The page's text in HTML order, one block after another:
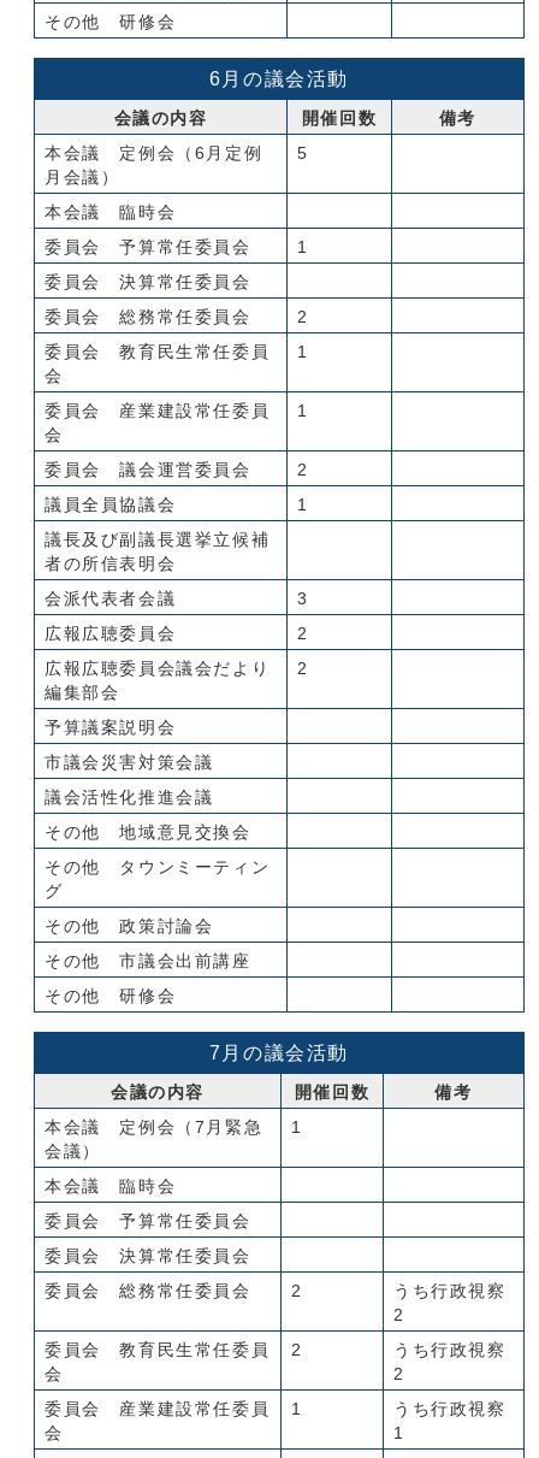
その他 研修会
6月の議会活動
会議の内容 開催回数
備考
本会議 定例会（6月定例
月会議）
5
本会議 臨時会
委員会 予算常任委員会
1
委員会 決算常任委員会
委員会 総務常任委員会
2
委員会 教育民生常任委員
会
1
委員会 産業建設常任委員
会
1
委員会 議会運営委員会
2
議員全員協議会
1
議長及び副議長選挙立候補
者の所信表明会
会派代表者会議
3
広報広聴委員会
2
広報広聴委員会議会だより
編集部会
2
予算議案説明会
市議会災害対策会議
議会活性化推進会議
その他 地域意見交換会
その他 タウンミーティン
グ
その他 政策討論会
その他 市議会出前講座
その他 研修会
7月の議会活動
会議の内容 開催回数
備考
本会議 定例会（7月緊急
会議）
1
本会議 臨時会
委員会 予算常任委員会
委員会 決算常任委員会
委員会 総務常任委員会
2
うち行政視察
2
委員会 教育民生常任委員
会
2
うち行政視察
2
委員会 産業建設常任委員
会
1
うち行政視察
1